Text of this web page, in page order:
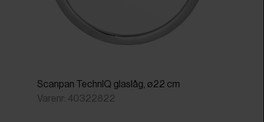
Scanpan TechnIQ glaslåg, ø22 cm
Varenr: 40322822